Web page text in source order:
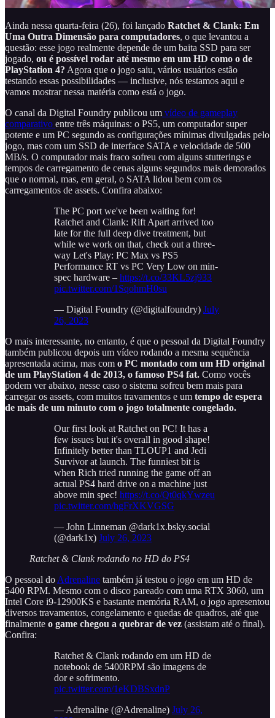
Ainda nessa quarta-feira (26), foi lançado Ratchet & Clank: Em
Uma Outra Dimensão para computadores, o que levantou a
questão: esse jogo realmente depende de um baita SSD para ser
jogado, ou é possível rodar até mesmo em um HD como o de
PlayStation 4? Agora que o jogo saiu, vários usuários estão
testando essas possibilidades — inclusive, nós testamos aqui e
vamos mostrar nessa matéria como está o jogo.
O canal da Digital Foundry publicou um vídeo de gameplay
comparativo entre três máquinas: o PS5, um computador super
potente e um PC segundo as configurações mínimas divulgadas pelo
jogo, mas com um SSD de interface SATA e velocidade de 500
MB/s. O computador mais fraco sofreu com alguns stutterings e
tempos de carregamento de cenas alguns segundos mais demorados
que o normal, mas, em geral, o SATA lidou bem com os
carregamentos de assets. Confira abaixo:
The PC port we've been waiting for!
Ratchet and Clank: Rift Apart arrived too
late for the full deep dive treatment, but
while we work on that, check out a three-
way Let's Play: PC Max vs PS5
Performance RT vs PC Very Low on min-
spec hardware – https://t.co/33KL5zj933
pic.twitter.com/1SqohmH0su
— Digital Foundry (@digitalfoundry) July
26, 2023
O mais interessante, no entanto, é que o pessoal da Digital Foundry
também publicou depois um vídeo rodando a mesma sequência
apresentada acima, mas com o PC montado com um HD original
de um PlayStation 4 de 2013, o famoso PS4 fat. Como vocês
podem ver abaixo, nesse caso o sistema sofreu bem mais para
carregar os assets, com muitos travamentos e um tempo de espera
de mais de um minuto com o jogo totalmente congelado.
Our first look at Ratchet on PC! It has a
few issues but it's overall in good shape!
Infinitely better than TLOUP1 and Jedi
Survivor at launch. The funniest bit is
when Rich tried running the game off an
actual PS4 hard drive on a machine just
above min spec! https://t.co/Qt0qkYwzeu
pic.twitter.com/hgFrXKVGSG
— John Linneman @dark1x.bsky.social
(@dark1x) July 26, 2023
Ratchet & Clank rodando no HD do PS4
O pessoal do Adrenaline também já testou o jogo em um HD de
5400 RPM. Mesmo com o disco pareado com uma RTX 3060, um
Intel Core i9-12900KS e bastante memória RAM, o jogo apresentou
diversos travamentos, congelamento e quedas de quadros, até que
finalmente o game chegou a quebrar de vez (assistam até o final).
Confira:
Ratchet & Clank rodando em um HD de
notebook de 5400RPM são imagens de
dor e sofrimento.
pic.twitter.com/1eKDBSxdnP
— Adrenaline (@Adrenaline) July 26,